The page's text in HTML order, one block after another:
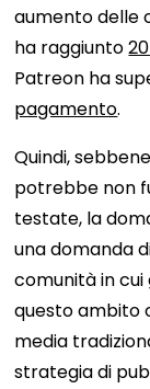
aumento delle
ha raggiunto
Patreon ha
pagamento.
Quindi,
potrebbe non
testate, la
una domanda
comunità in cui
questo ambito
media
strategia di